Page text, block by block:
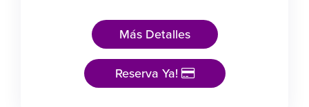
Más Detalles
Reserva Ya!